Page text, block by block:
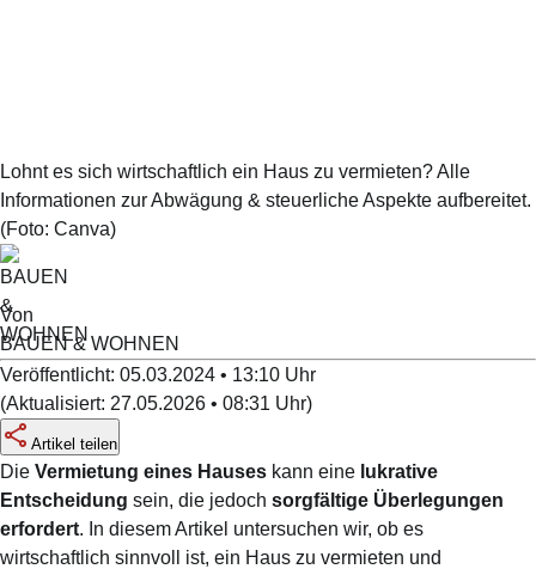
Lohnt es sich wirtschaftlich ein Haus zu vermieten? Alle
Informationen zur Abwägung & steuerliche Aspekte aufbereitet.
(Foto: Canva)
Von
BAUEN & WOHNEN
Veröffentlicht: 05.03.2024 • 13:10 Uhr
(Aktualisiert: 27.05.2026 • 08:31 Uhr)
Artikel teilen
Die Vermietung eines Hauses kann eine lukrative
Entscheidung sein, die jedoch sorgfältige Überlegungen
erfordert. In diesem Artikel untersuchen wir, ob es
wirtschaftlich sinnvoll ist, ein Haus zu vermieten und